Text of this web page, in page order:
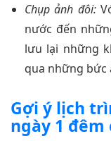
Chụp ảnh đôi:
nước đến
lưu lại những
qua những bức
Gợi ý lịch
ngày 1 đêm